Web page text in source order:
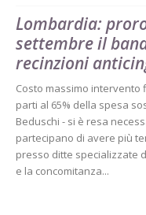
Lombardia:
settembre il
recinzioni
Costo massimo intervento
parti al 65% della spesa
Beduschi - si è resa
partecipano di avere più
presso ditte specializzate
e la concomitanza...